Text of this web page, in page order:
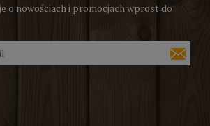
o nowościach i promocjach wprost do